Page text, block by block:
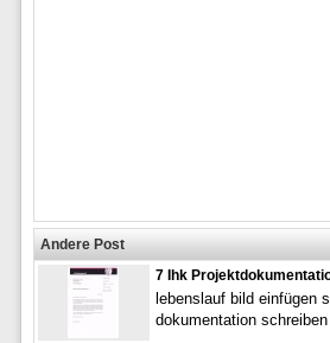
Andere Post
7 Ihk
lebenslauf bild einfügen
dokumentation